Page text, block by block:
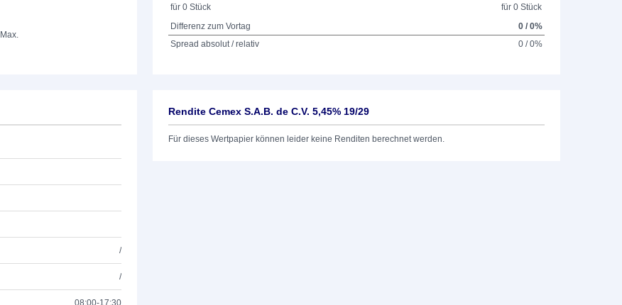
Max.
für 0 Stück
für 0 Stück
Differenz zum Vortag
0 / 0%
Spread absolut / relativ
0 / 0%
/
/
08:00-17:30
Rendite Cemex S.A.B. de C.V. 5,45% 19/29
Für dieses Wertpapier können leider keine Renditen berechnet werden.